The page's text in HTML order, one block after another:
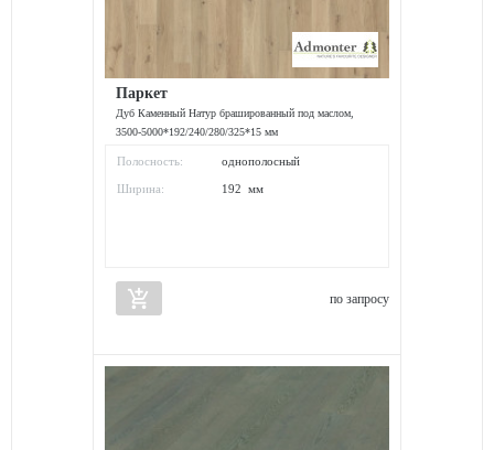
Паркет
Дуб Каменный Натур брашированный под маслом,
3500-5000*192/240/280/325*15 мм
Полосность: однополосный
Ширина: 192 мм
add_shopping_cart по запросу